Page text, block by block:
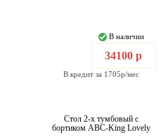
В наличии
34100 р
В кредит за 1705р/мес
Стол 2-х тумбовый с
бортиком ABC-King Lovely